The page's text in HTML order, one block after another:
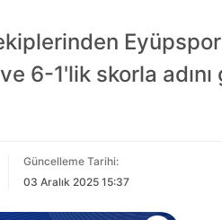
6-1'lik skorla adını
Güncelleme Tarihi:
03 Aralık 2025 15:37